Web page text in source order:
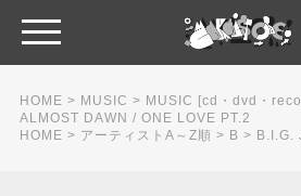
HOME > MUSIC > MUSIC [cd・dvd・
ALMOST DAWN / ONE LOVE PT.2
HOME > アーティストA～Z順 > B > B.I.G.